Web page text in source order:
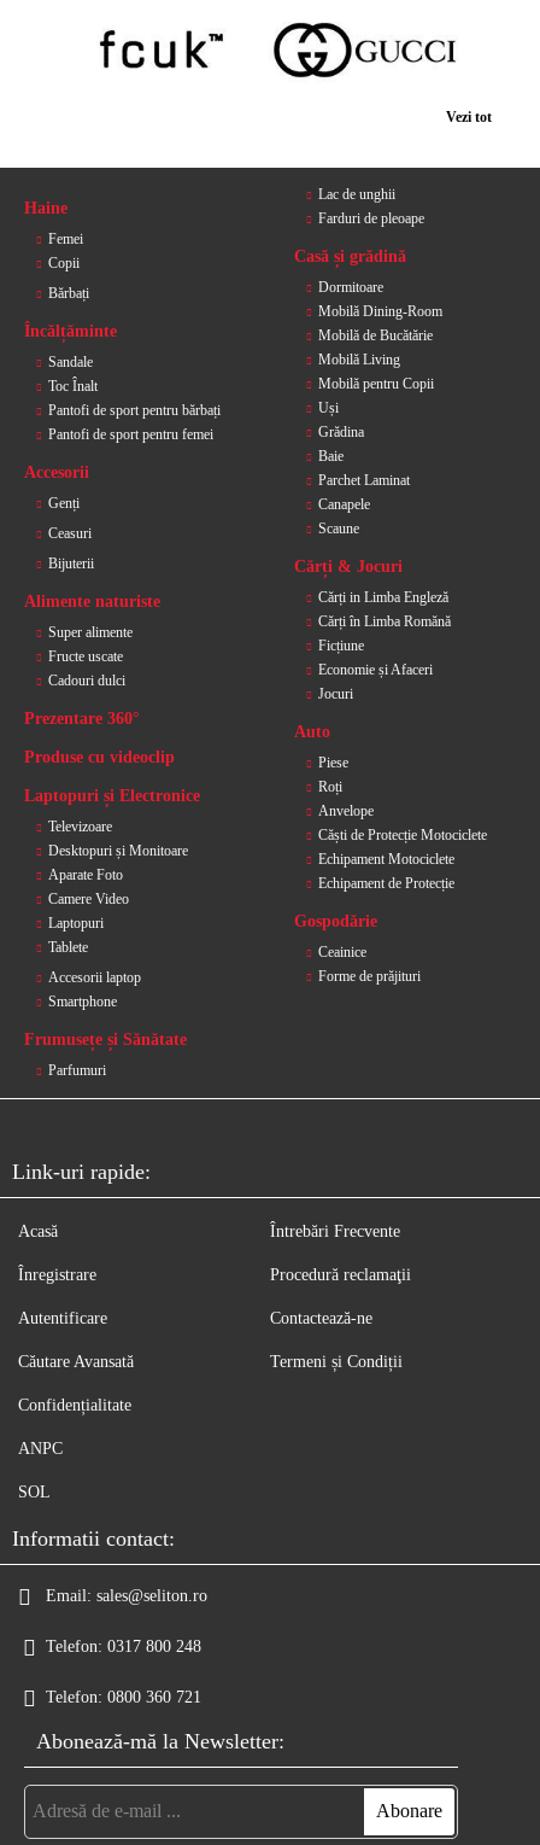
Vezi tot
Haine
Femei
Copii
Bărbați
Încălțăminte
Sandale
Toc Înalt
Pantofi de sport pentru bărbați
Pantofi de sport pentru femei
Accesorii
Genți
Ceasuri
Bijuterii
Alimente naturiste
Super alimente
Fructe uscate
Cadouri dulci
Prezentare 360°
Produse cu videoclip
Laptopuri și Electronice
Televizoare
Desktopuri și Monitoare
Aparate Foto
Camere Video
Laptopuri
Tablete
Accesorii laptop
Smartphone
Frumusețe și Sănătate
Parfumuri
Lac de unghii
Farduri de pleoape
Casă și grădină
Dormitoare
Mobilă Dining-Room
Mobilă de Bucătărie
Mobilă Living
Mobilă pentru Copii
Uși
Grădina
Baie
Parchet Laminat
Canapele
Scaune
Cărți & Jocuri
Cărți in Limba Engleză
Cărți în Limba Romănă
Ficțiune
Economie și Afaceri
Jocuri
Auto
Piese
Roți
Anvelope
Căști de Protecție Motociclete
Echipament Motociclete
Echipament de Protecție
Gospodărie
Ceainice
Forme de prăjituri
Link-uri rapide:
Acasă
Înregistrare
Autentificare
Căutare Avansată
Întrebări Frecvente
Procedură reclamaţii
Contactează-ne
Termeni și Condiții
Confidențialitate
ANPC
SOL
Informatii contact:
Email: sales@seliton.ro
Telefon: 0317 800 248
Telefon: 0800 360 721
Abonează-mă la Newsletter: